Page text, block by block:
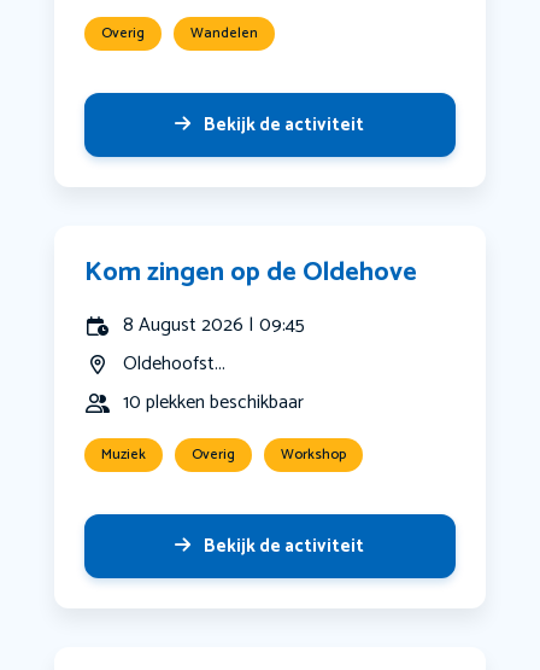
Overig Wandelen
Bekijk de activiteit
Kom zingen op de Oldehove
8 August 2026 | 09:45
Oldehoofst...
10 plekken beschikbaar
Muziek Overig Workshop
Bekijk de activiteit